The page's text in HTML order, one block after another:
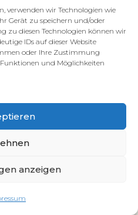
verwenden wir Technologien wie
Gerät zu speichern und/oder
zu diesen Technologien können wir
IDs auf dieser Website
oder Ihre Zustimmung
und Möglichkeiten
anzeigen
in Cagliari